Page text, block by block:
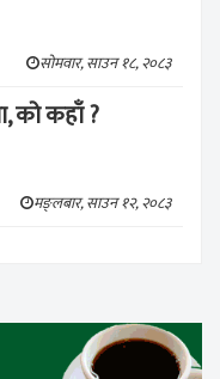
सोमवार, साउन १८, २०८३
को कहाँ ?
मङ्लबार, साउन १२, २०८३